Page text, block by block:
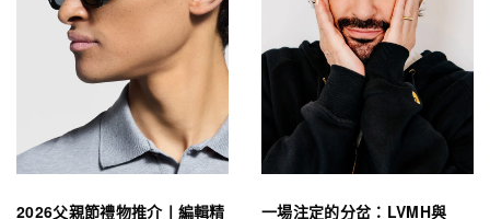
2026父親節禮物推介丨編輯精
一場注定的分岔：LVMH與